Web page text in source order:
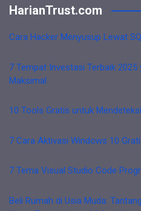
HarianTrust.com
Cara Hacker Menyusup Lewat
7 Tempat Investasi Terbaik
Maksimal
10 Tools Gratis untuk
7 Cara Aktivasi Windows 10
7 Tema Visual Studio Code
Beli Rumah di Usia Muda: